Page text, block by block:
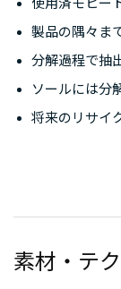
使用済モヒー
製品の隅々ま
分解過程で抽
ソールには分
将来のリサイ
素材・テ